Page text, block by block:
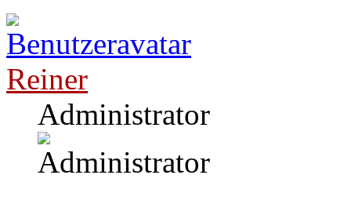
Reiner
Administrator